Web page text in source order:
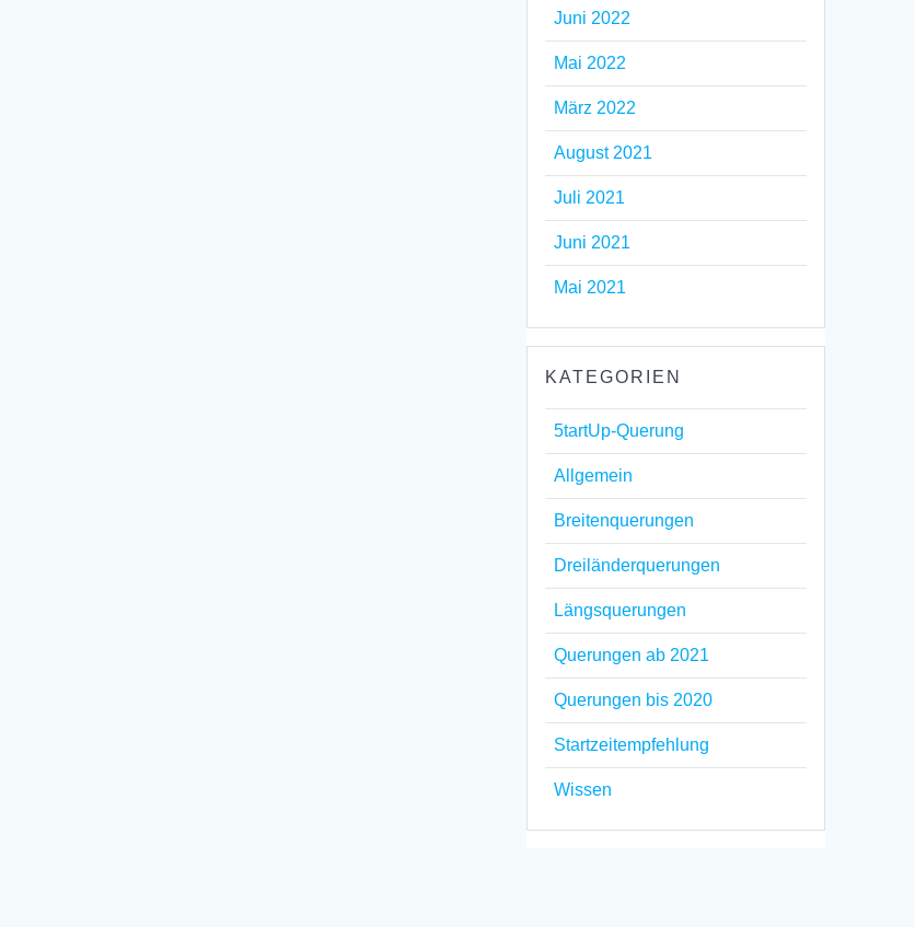
Juni 2022
Mai 2022
März 2022
August 2021
Juli 2021
Juni 2021
Mai 2021
KATEGORIEN
5tartUp-Querung
Allgemein
Breitenquerungen
Dreiländerquerungen
Längsquerungen
Querungen ab 2021
Querungen bis 2020
Startzeitempfehlung
Wissen